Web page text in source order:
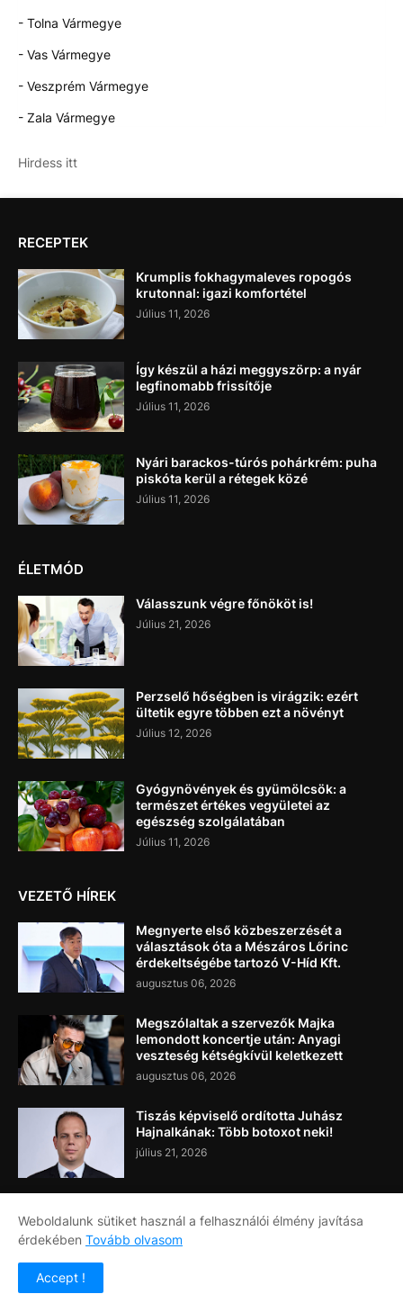
- Tolna Vármegye
- Vas Vármegye
- Veszprém Vármegye
- Zala Vármegye
Hirdess itt
RECEPTEK
Krumplis fokhagymaleves ropogós
krutonnal: igazi komfortétel
Július 11, 2026
Így készül a házi meggyszörp: a nyár
legfinomabb frissítője
Július 11, 2026
Nyári barackos-túrós pohárkrém: puha
piskóta kerül a rétegek közé
Július 11, 2026
ÉLETMÓD
Válasszunk végre főnököt is!
Július 21, 2026
Perzselő hőségben is virágzik: ezért
ültetik egyre többen ezt a növényt
Július 12, 2026
Gyógynövények és gyümölcsök: a
természet értékes vegyületei az
egészség szolgálatában
Július 11, 2026
VEZETŐ HÍREK
Megnyerte első közbeszerzését a
választások óta a Mészáros Lőrinc
érdekeltségébe tartozó V-Híd Kft.
augusztus 06, 2026
Megszólaltak a szervezők Majka
lemondott koncertje után: Anyagi
veszteség kétségkívül keletkezett
augusztus 06, 2026
Tiszás képviselő ordította Juhász
Hajnalkának: Több botoxot neki!
július 21, 2026
Címlap Rólunk
Weboldalunk sütiket használ a felhasználói élmény javítása
érdekében Tovább olvasom
Accept !